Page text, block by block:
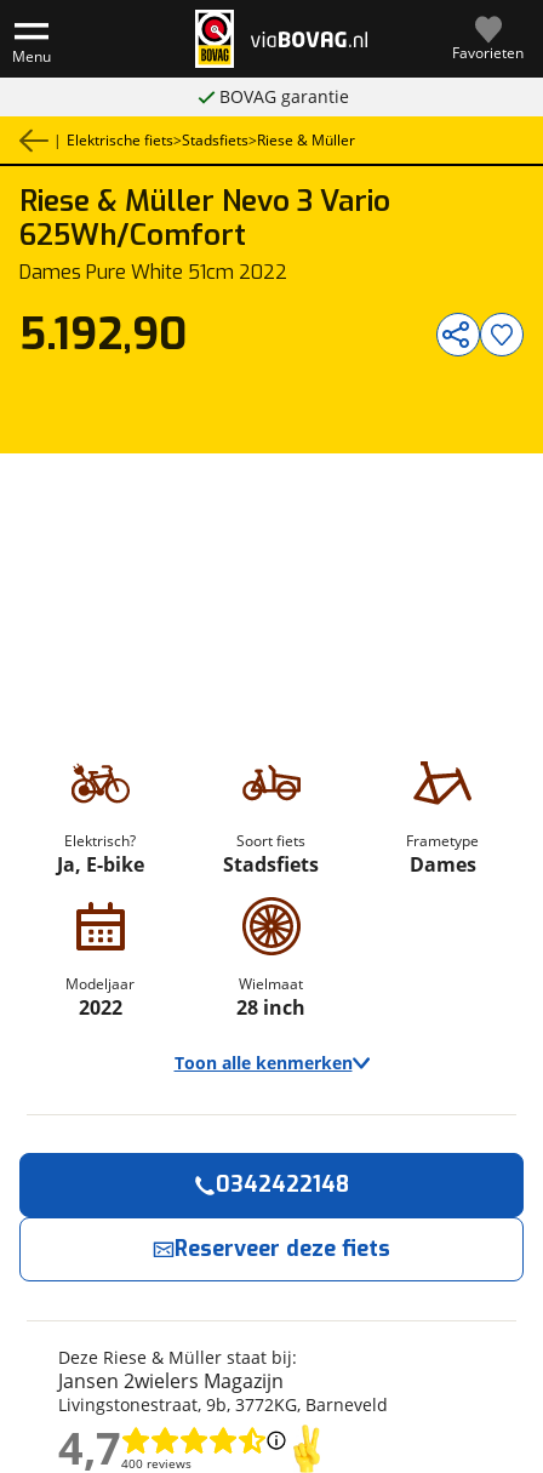
Menu Favorieten
BOVAG garantie
| Elektrische fiets>Stadsfiets>Riese & Müller
Riese & Müller Nevo 3 Vario
625Wh/Comfort
Dames Pure White 51cm 2022
Elektrisch?
Ja, E-bike
Soort fiets
Stadsfiets
Frametype
Dames
Modeljaar
2022
Wielmaat
28 inch
Toon alle kenmerken
Riese & Müller
Model
Nevo 3 Vario
Soort fiets
Stadsfiets
Frametype
Dames
Framehoogte
51 cm
Wielmaat
28 inch
5.192,90
Deze Riese & Müller staat bij:
Jansen 2wielers Magazijn
Livingstonestraat, 9b, 3772KG, Barneveld
4,7400 reviews
4,7
0342422148
Reserveer deze fiets
nu!
Jansen 2wielers Magazijn neemt snel contact
Naam